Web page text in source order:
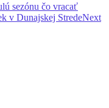
sezónu čo vracať
v Dunajskej StredeNext